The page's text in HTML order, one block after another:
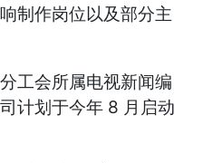
制作岗位以及部分主
工会所属电视新闻编
计划于今年 8 月启动